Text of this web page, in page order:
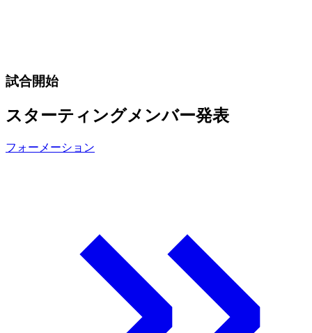
試合開始
スターティングメンバー発表
フォーメーション